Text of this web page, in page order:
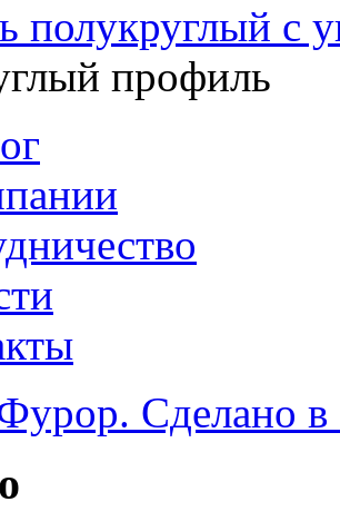
полукруглый с
профиль
Сделано в